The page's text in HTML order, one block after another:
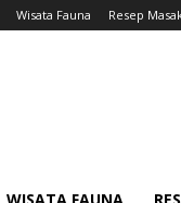
Wisata Fauna Resep